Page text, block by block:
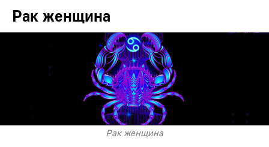
Рак женщина
Рак женщина